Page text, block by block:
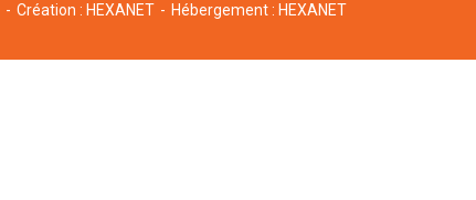
Création : HEXANET Hébergement : HEXANET